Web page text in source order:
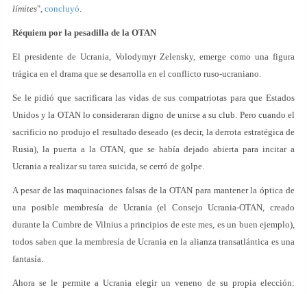
límites", concluyó.
Réquiem por la pesadilla de la OTAN
El presidente de Ucrania, Volodymyr Zelensky, emerge como una figura
trágica en el drama que se desarrolla en el conflicto ruso-ucraniano.
Se le pidió que sacrificara las vidas de sus compatriotas para que Estados
Unidos y la OTAN lo consideraran digno de unirse a su club. Pero cuando el
sacrificio no produjo el resultado deseado (es decir, la derrota estratégica de
Rusia), la puerta a la OTAN, que se había dejado abierta para incitar a
Ucrania a realizar su tarea suicida, se cerró de golpe.
A pesar de las maquinaciones falsas de la OTAN para mantener la óptica de
una posible membresía de Ucrania (el Consejo Ucrania-OTAN, creado
durante la Cumbre de Vilnius a principios de este mes, es un buen ejemplo),
todos saben que la membresía de Ucrania en la alianza transatlántica es una
fantasía.
Ahora se le permite a Ucrania elegir un veneno de su propia elección: